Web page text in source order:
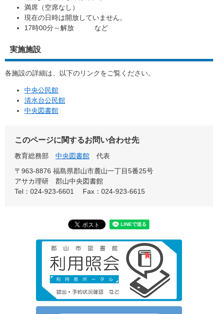
満席（空席なし）
現在の日時は開放していません。
17時00分～解放 など
実施施設
各施設の詳細は、以下のリンクをご覧ください。
中央公民館
清水台公民館
中央図書館
このページに関するお問い合わせ先
教育総務部 中央図書館
代表
〒963-8876 福島県郡山市麓山一丁目5番25号
アサカ理研 郡山中央図書館
Tel：024-923-6601
Fax：024-923-6615